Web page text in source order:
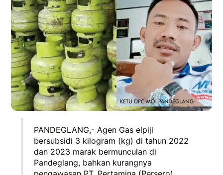
PANDEGLANG,- Agen Gas elpiji
bersubsidi 3 kilogram (kg) di tahun 2022
dan 2023 marak bermunculan di
Pandeglang, bahkan kurangnya